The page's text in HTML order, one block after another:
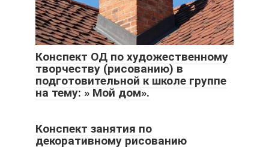
Конспект ОД по художественному
творчеству (рисованию) в
подготовительной к школе группе
на тему: » Мой дом».
Конспект занятия по
декоративному рисованию